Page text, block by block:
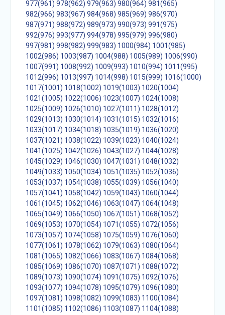
977(961) 978(962) 979(963) 980(964) 981(965)
982(966) 983(967) 984(968) 985(969) 986(970)
987(971) 988(972) 989(973) 990(973) 991(975)
992(976) 993(977) 994(978) 995(979) 996(980)
997(981) 998(982) 999(983) 1000(984) 1001(985)
1002(986) 1003(987) 1004(988) 1005(989) 1006(990)
1007(991) 1008(992) 1009(993) 1010(994) 1011(995)
1012(996) 1013(997) 1014(998) 1015(999) 1016(1000)
1017(1001) 1018(1002) 1019(1003) 1020(1004)
1021(1005) 1022(1006) 1023(1007) 1024(1008)
1025(1009) 1026(1010) 1027(1011) 1028(1012)
1029(1013) 1030(1014) 1031(1015) 1032(1016)
1033(1017) 1034(1018) 1035(1019) 1036(1020)
1037(1021) 1038(1022) 1039(1023) 1040(1024)
1041(1025) 1042(1026) 1043(1027) 1044(1028)
1045(1029) 1046(1030) 1047(1031) 1048(1032)
1049(1033) 1050(1034) 1051(1035) 1052(1036)
1053(1037) 1054(1038) 1055(1039) 1056(1040)
1057(1041) 1058(1042) 1059(1043) 1060(1044)
1061(1045) 1062(1046) 1063(1047) 1064(1048)
1065(1049) 1066(1050) 1067(1051) 1068(1052)
1069(1053) 1070(1054) 1071(1055) 1072(1056)
1073(1057) 1074(1058) 1075(1059) 1076(1060)
1077(1061) 1078(1062) 1079(1063) 1080(1064)
1081(1065) 1082(1066) 1083(1067) 1084(1068)
1085(1069) 1086(1070) 1087(1071) 1088(1072)
1089(1073) 1090(1074) 1091(1075) 1092(1076)
1093(1077) 1094(1078) 1095(1079) 1096(1080)
1097(1081) 1098(1082) 1099(1083) 1100(1084)
1101(1085) 1102(1086) 1103(1087) 1104(1088)